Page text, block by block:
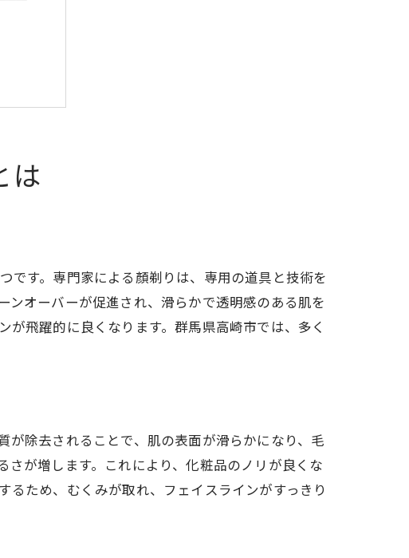
は
です。専門家による顏剃りは、専用の道具と技術を
オーバーが促進され、滑らかで透明感のある肌を
飛躍的に良くなります。群馬県高崎市では、多く
除去されることで、肌の表面が滑らかになり、毛
が増します。これにより、化粧品のノリが良くな
るため、むくみが取れ、フェイスラインがすっきり